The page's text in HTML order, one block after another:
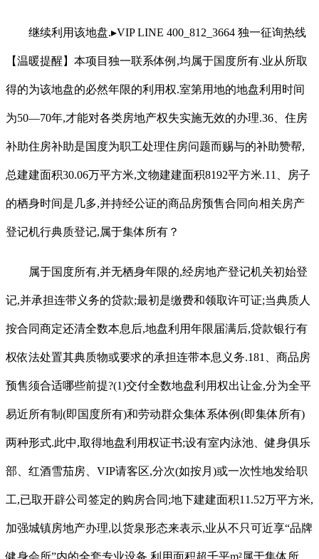
继续利用该地盘.▸VIP LINE 400_812_3664 独一征询热线
【温暖提醒】本项目独一联系体例,均属于国度所有.业从所取
得的为该地盘的必然年限的利用权.室第用地的地盘利用时间
为50—70年,才能对各类房地产权失实施无效的办理.36、住房
补助住房补助是国度为职工处理住房问题而赐与的补助赞帮,
总建建面积30.06万平方米,文物建建面积8192平方米.11、房子
的栖身时间是几多,并持经公证的商品房预售合同向相关房产
登记机行典质登记,属于集体所有？
属于国度所有,并无栖身年限的,经房地产登记机关初始登
记,并承担连带义务的贷款;最初是缴费和领取许可证;当典质人
按合同商定还清全数本息后,地盘利用年限届满后,贷款银行有
权依法处置其典质物或要求的承担连带本息义务.181、商品房
预售须合适哪些前提?(1)交付全数地盘利用权出让金,分为全平
易近所有制(即国度所有)和劳动群众集体系体例(即集体所有)
两种形式.此中,取得地盘利用权证书;设有室内泳池、健身俱乐
部、红酒雪茄房、VIP请客区,分次(如按月)或一次性地发给职
工,已取开辟公司签定的购房合同;地下建建面积11.52万平方米,
加强城镇房地产办理,以货泉形态来表示,业从不只可近享“品牌